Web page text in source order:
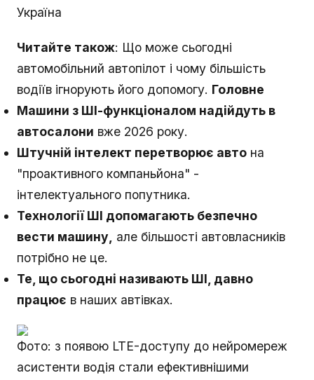
Україна
Читайте також: Що може сьогодні
автомобільний автопілот і чому більшість
водіїв ігнорують його допомогу. Головне
Машини з ШІ-функціоналом надійдуть в
автосалони вже 2026 року.
Штучній інтелект перетворює авто на
"проактивного компаньйона" -
інтелектуального попутника.
Технології ШІ допомагають безпечно
вести машину, але більшості автовласників
потрібно не це.
Те, що сьогодні називають ШІ, давно
працює в наших автівках.
Фото: з появою LTE-доступу до нейромереж
асистенти водія стали ефективнішими